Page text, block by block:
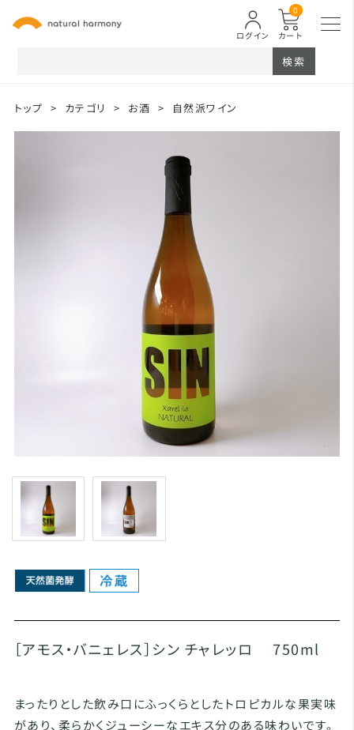
カート
0
ログイン
検索
トップ > カテゴリ > お酒 > 自然派ワイン
［アモス・バニェレス］シン チャレッロ 750ml
まったりとした飲み口にふっくらとしたトロピカルな果実味
があり、柔らかくジューシーなエキス分のある味わいです。